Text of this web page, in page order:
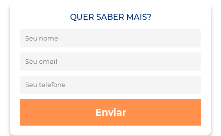
QUER SABER MAIS?
Enviar